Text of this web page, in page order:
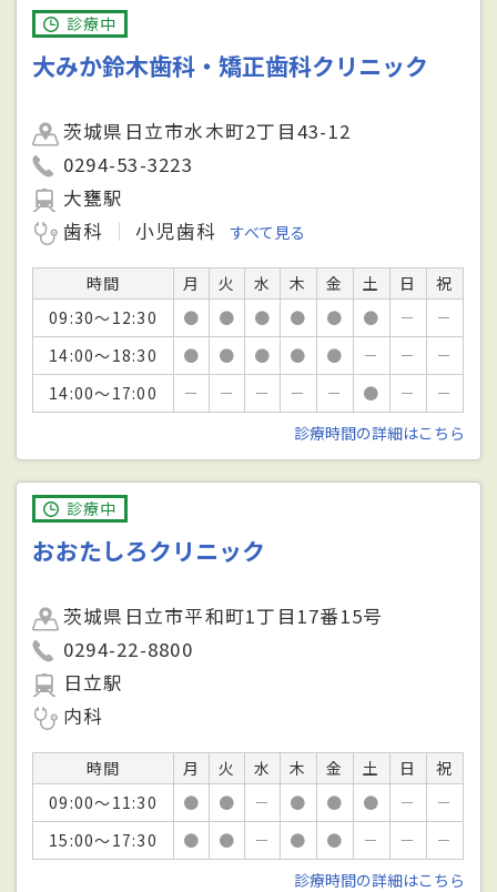
診療中
大みか鈴木歯科・矯正歯科クリニック
茨城県日立市水木町2丁目43-12
0294-53-3223
大甕駅
歯科
小児歯科 すべて見る
時間 月 火 水 木 金 土 日
祝
09:30～12:30
● ● ● ● ● ● －
－
14:00～18:30
● ● ● ● ● － －
－
14:00～17:00
－ － － － － ● －
－
診療時間の詳細はこちら
診療中
おおたしろクリニック
茨城県日立市平和町1丁目17番15号
0294-22-8800
日立駅
内科
時間 月 火 水 木 金 土 日
祝
09:00～11:30
● ● － ● ● ● －
－
15:00～17:30
● ● － ● ● － －
－
診療時間の詳細はこちら